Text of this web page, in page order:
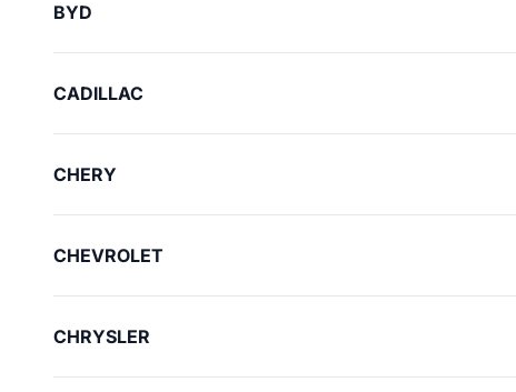
BYD
CADILLAC
CHERY
CHEVROLET
CHRYSLER